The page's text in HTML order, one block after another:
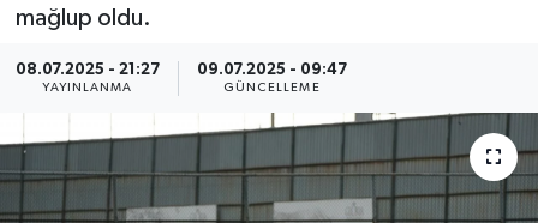
mağlup oldu.
08.07.2025 - 21:27
YAYINLANMA
09.07.2025 - 09:47
GÜNCELLEME
Haber Arşivi